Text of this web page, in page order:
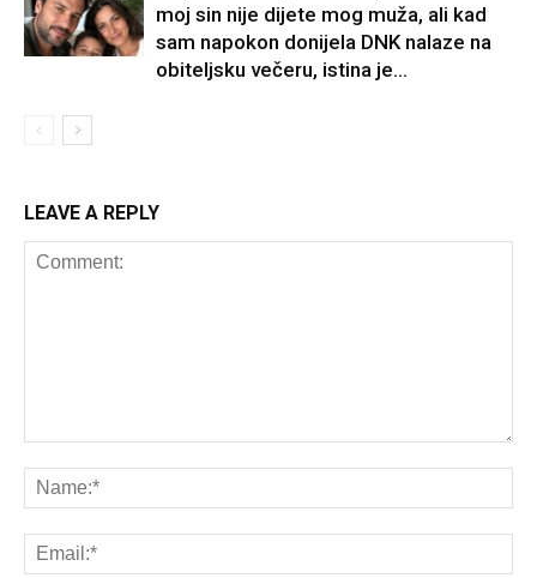
moj sin nije dijete mog muža, ali kad
sam napokon donijela DNK nalaze na
obiteljsku večeru, istina je...
LEAVE A REPLY